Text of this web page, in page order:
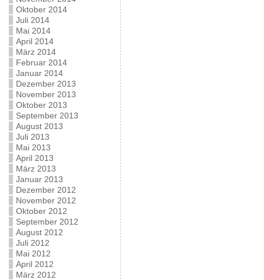
Oktober 2014
Juli 2014
Mai 2014
April 2014
März 2014
Februar 2014
Januar 2014
Dezember 2013
November 2013
Oktober 2013
September 2013
August 2013
Juli 2013
Mai 2013
April 2013
März 2013
Januar 2013
Dezember 2012
November 2012
Oktober 2012
September 2012
August 2012
Juli 2012
Mai 2012
April 2012
März 2012